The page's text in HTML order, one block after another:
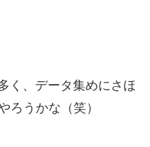
く、データ集めにさほ
ろうかな（笑）